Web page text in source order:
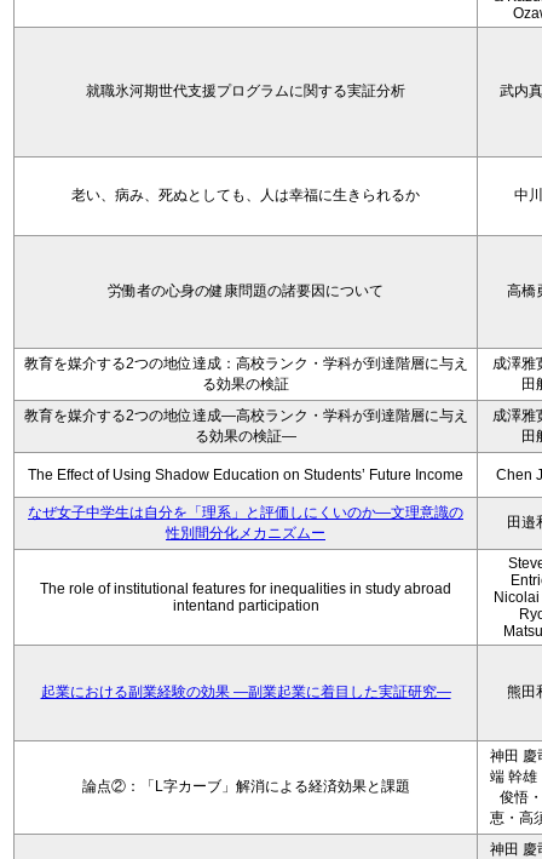
就職氷河期世代支援プログラムに関する実証分析 武内
老い、病み、死ぬとしても、人は幸福に生きられるか 中
労働者の心身の健康問題の諸要因について 高橋
教育を媒介する2つの地位達成：高校ランク・学科が到達階層に与え
る効果の検証
成澤雅
田
教育を媒介する2つの地位達成―高校ランク・学科が到達階層に与え
る効果の検証―
成澤雅
田
The Effect of Using Shadow Education on Students’ Future Income Chen
なぜ女子中学生は自分を「理系」と評価しにくいのか—文理意識の
性別間分化メカニズムー
田邉
The role of institutional features for inequalities in study abroad
intentand participation
起業における副業経験の効果 ―副業起業に着目した実証研究― 熊田
論点②：「L字カーブ」解消による経済効果と課題
神田 慶
端 幹雄
俊悟
恵・高
神田 慶